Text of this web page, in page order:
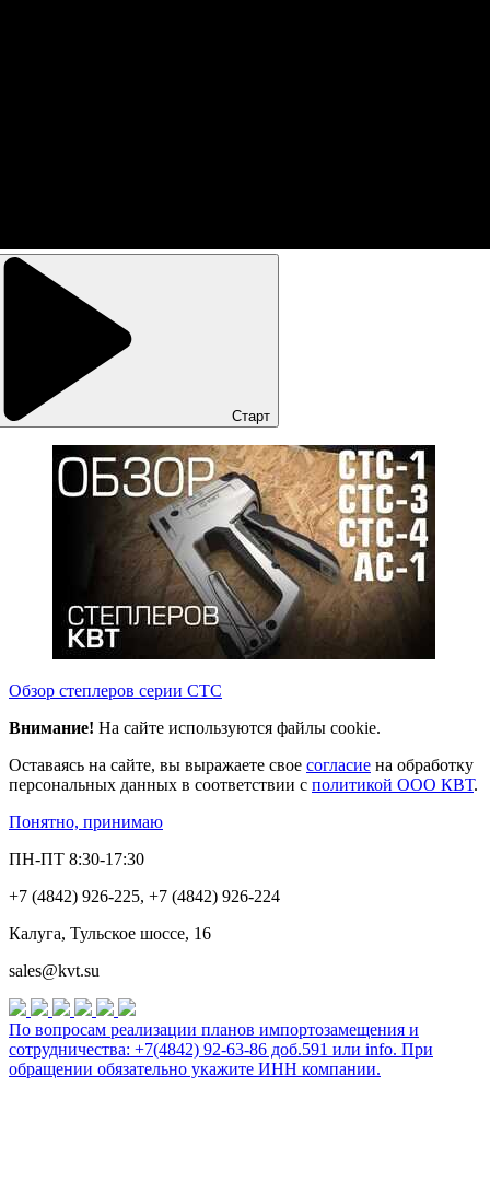
Старт
Обзор степлеров серии СТС
Внимание! На сайте используются файлы cookie.
Оставаясь на сайте, вы выражаете свое согласие на обработку
персональных данных в соответствии с политикой ООО КВТ.
Понятно, принимаю
ПН-ПТ 8:30-17:30
+7 (4842) 926-225, +7 (4842) 926-224
Калуга, Тульское шоссе, 16
sales@kvt.su
По вопросам реализации планов импортозамещения и
сотрудничества: +7(4842) 92-63-86 доб.591 или info. При
обращении обязательно укажите ИНН компании.